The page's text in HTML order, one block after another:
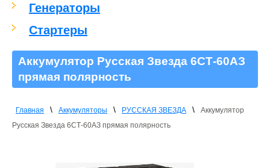
Генераторы
Стартеры
Аккумулятор Русская Звезда 6СТ-60АЗ
прямая полярность
Главная \ Аккумуляторы \ РУССКАЯ ЗВЕЗДА \
Аккумулятор
Русская Звезда 6СТ-60АЗ прямая полярность